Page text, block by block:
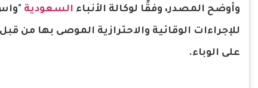
وأوضح المصدر، وفقًا لوكالة الأنباء السعودية
للإجراءات الوقائية والاحترازية الموصى بها من
على الوباء.